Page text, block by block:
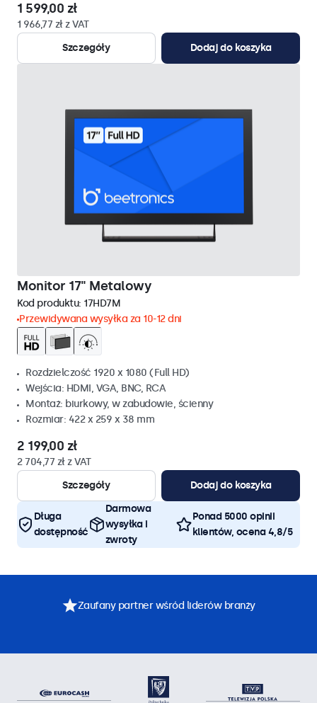
1 599,00 zł
1 966,77 zł z VAT
Szczegóły
Dodaj do koszyka
Monitor 17" Metalowy
Kod produktu: 17HD7M
Przewidywana wysyłka za 10-12 dni
Rozdzielczość 1920 x 1080 (Full HD)
Wejścia: HDMI, VGA, BNC, RCA
Montaż: biurkowy, w zabudowie, ścienny
Rozmiar: 422 x 259 x 38 mm
2 199,00 zł
2 704,77 zł z VAT
Szczegóły
Dodaj do koszyka
Długa
dostępność
Darmowa
wysyłka i
zwroty
Ponad 5000 opinii
klientów, ocena 4,8/5
Zaufany partner wśród liderów branży